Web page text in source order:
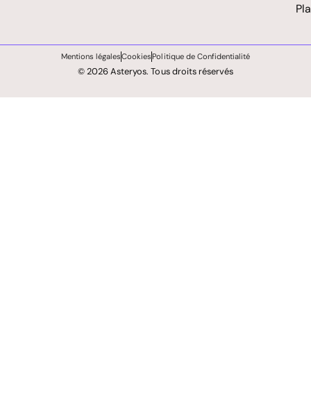
© 2026 Asteryos. Tous droits réservés
Mentions légalesCookiesPolitique de Confidentialité